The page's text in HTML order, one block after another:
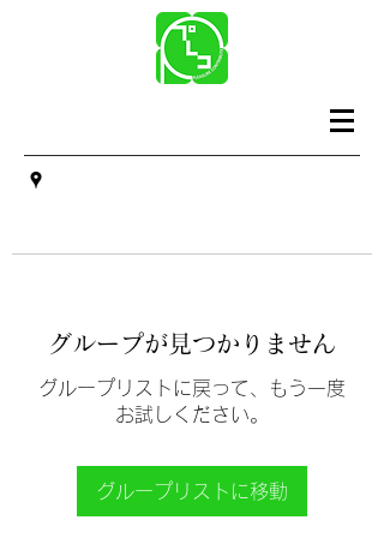
グループが見つかりません
グループリストに戻って、もう一度
お試しください。
グループリストに移動